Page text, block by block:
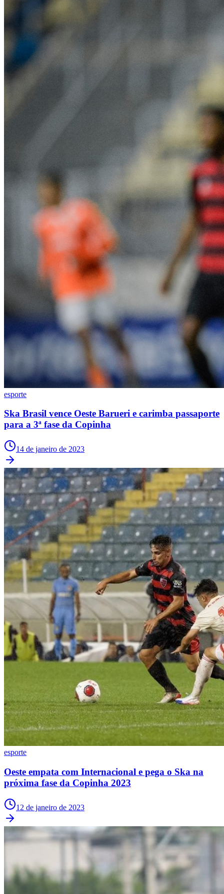
Fluminense
Vasco
esporte
Ska Brasil vence Oeste Barueri e carimba passaporte
para a 3ª fase da Copinha
14 de janeiro de 2023
esporte
Oeste empata com Internacional e pega o Ska na
próxima fase da Copinha 2023
12 de janeiro de 2023